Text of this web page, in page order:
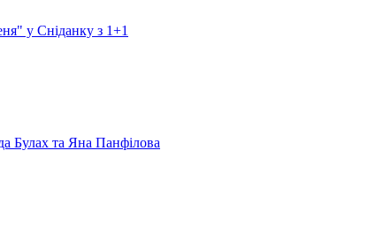
у Сніданку з 1+1
Булах та Яна Панфілова